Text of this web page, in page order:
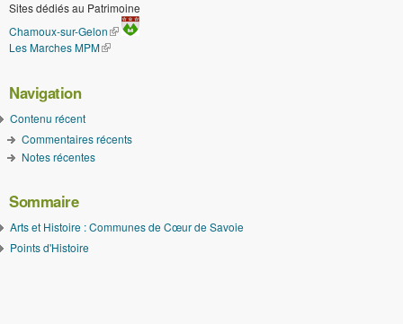
Sites dédiés au Patrimoine
Chamoux-sur-Gelon (le lien est externe)
Les Marches MPM(le lien est externe)
Navigation
Contenu récent
Commentaires récents
Notes récentes
Sommaire
Arts et Histoire : Communes de Cœur de Savoie
Points d'Histoire